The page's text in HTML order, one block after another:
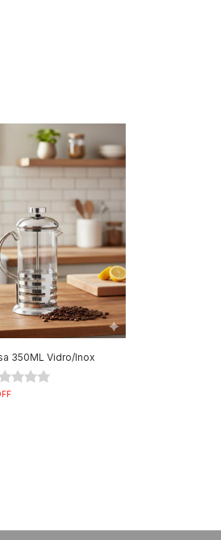
350ML Vidro/Inox